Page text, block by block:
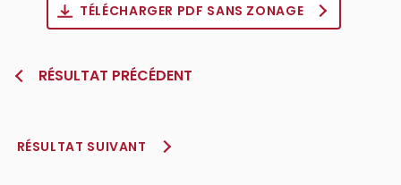
TÉLÉCHARGER PDF SANS ZONAGE
RÉSULTAT PRÉCÉDENT
RÉSULTAT SUIVANT